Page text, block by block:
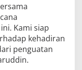
Kami siap
kehadiran
penguatan